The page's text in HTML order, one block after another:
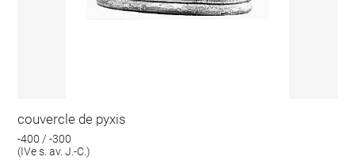
couvercle de pyxis
-400 / -300
(IVe s. av. J.-C.)